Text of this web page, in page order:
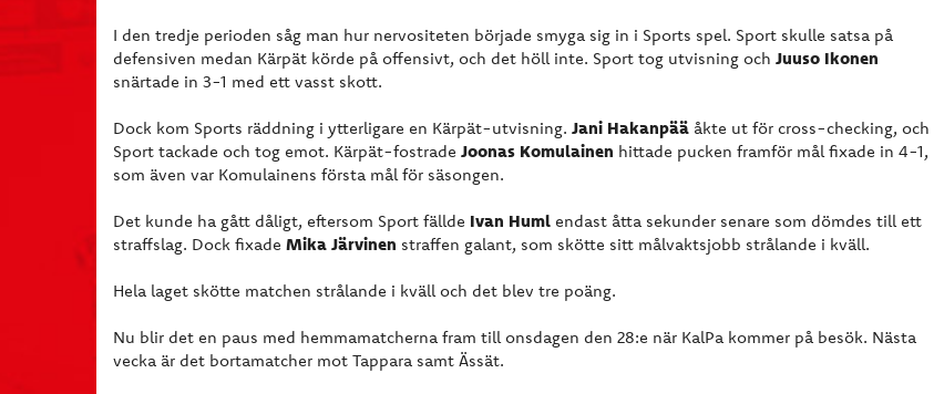
I den tredje perioden såg man hur nervositeten började smyga sig in i Sports spel. Sport skulle satsa på
defensiven medan Kärpät körde på offensivt, och det höll inte. Sport tog utvisning och Juuso Ikonen
snärtade in 3-1 med ett vasst skott.
Dock kom Sports räddning i ytterligare en Kärpät-utvisning. Jani Hakanpää åkte ut för cross-checking, och
Sport tackade och tog emot. Kärpät-fostrade Joonas Komulainen hittade pucken framför mål fixade in 4-1,
som även var Komulainens första mål för säsongen.
Det kunde ha gått dåligt, eftersom Sport fällde Ivan Huml endast åtta sekunder senare som dömdes till ett
straffslag. Dock fixade Mika Järvinen straffen galant, som skötte sitt målvaktsjobb strålande i kväll.
Hela laget skötte matchen strålande i kväll och det blev tre poäng.
Nu blir det en paus med hemmamatcherna fram till onsdagen den 28:e när KalPa kommer på besök. Nästa
vecka är det bortamatcher mot Tappara samt Ässät.